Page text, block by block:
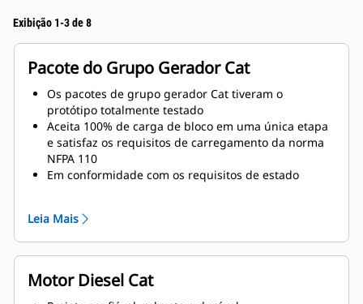
Exibição 1-3 de 8
Pacote do Grupo Gerador Cat
Os pacotes de grupo gerador Cat tiveram o
protótipo totalmente testado
Aceita 100% de carga de bloco em uma única etapa
e satisfaz os requisitos de carregamento da norma
NFPA 110
Em conformidade com os requisitos de estado
Leia Mais
Motor Diesel Cat